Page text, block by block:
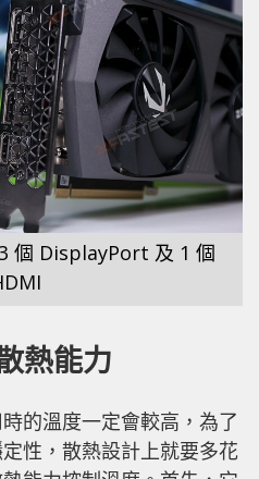
個 DisplayPort 及 1 個
熱能力
的溫度一定會較高，為了
性，散熱設計上就要多花